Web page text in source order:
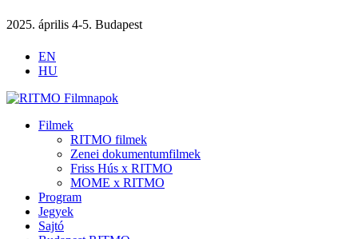
2025. április 4-5. Budapest
EN
HU
Filmek
RITMO filmek
Zenei dokumentumfilmek
Friss Hús x RITMO
MOME x RITMO
Program
Jegyek
Sajtó